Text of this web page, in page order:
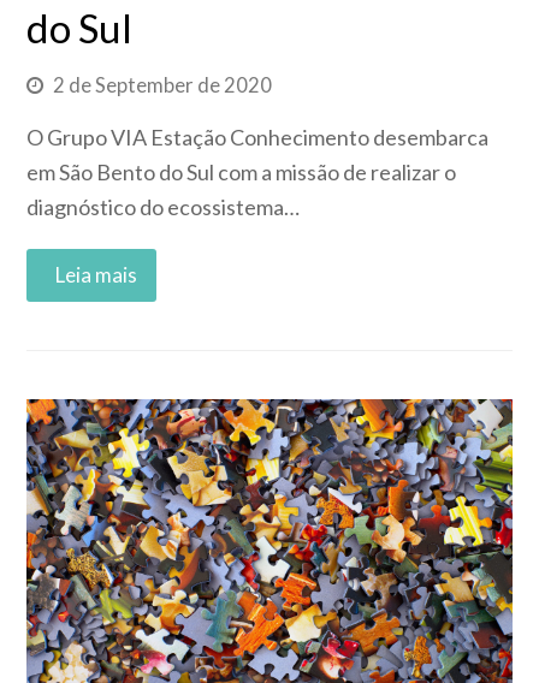
do Sul
2 de September de 2020
O Grupo VIA Estação Conhecimento desembarca
em São Bento do Sul com a missão de realizar o
diagnóstico do ecossistema…